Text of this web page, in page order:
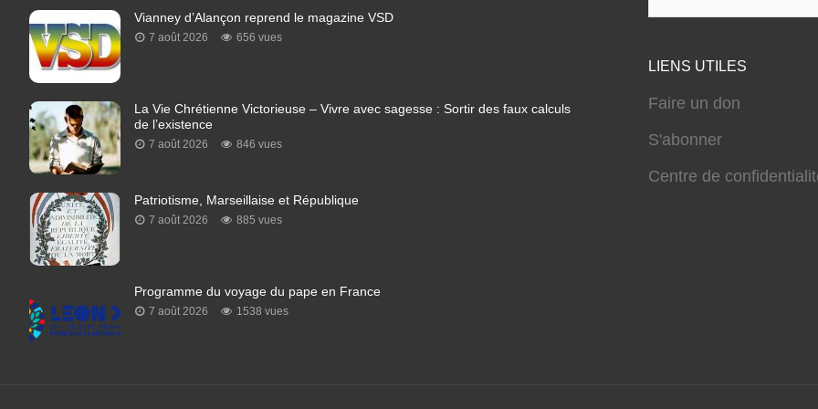
Vianney d’Alançon reprend le magazine VSD
7 août 2026 656 vues
La Vie Chrétienne Victorieuse – Vivre avec sagesse : Sortir des faux calculs
de l’existence
7 août 2026 846 vues
Patriotisme, Marseillaise et République
7 août 2026 885 vues
Programme du voyage du pape en France
7 août 2026 1538 vues
LIENS UTILES
Faire un don
S'abonner
Centre de